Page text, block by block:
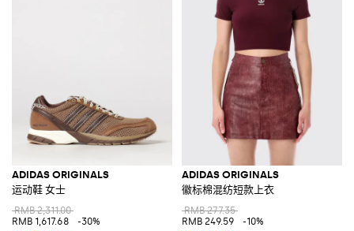
ADIDAS ORIGINALS
运动鞋 女士
RMB 2,311.00
RMB 1,617.68
-30%
ADIDAS ORIGINALS
徽标棉混纺短款上衣
RMB 277.35
RMB 249.59
-10%